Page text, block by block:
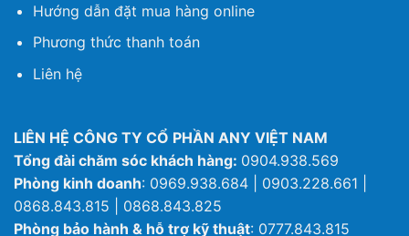
Hướng dẫn đặt mua hàng online
Phương thức thanh toán
Liên hệ
LIÊN HỆ CÔNG TY CỔ PHẦN ANY VIỆT NAM
Tổng đài chăm sóc khách hàng: 0904.938.569
Phòng kinh doanh: 0969.938.684 | 0903.228.661 |
0868.843.815 | 0868.843.825
Phòng bảo hành & hỗ trợ kỹ thuật: 0777.843.815